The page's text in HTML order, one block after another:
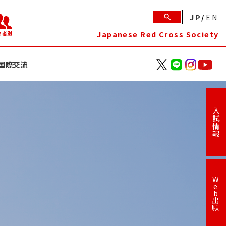
者別
JP/ EN
Japanese Red Cross Society
際交流
入試情報
W
e
b
出
願